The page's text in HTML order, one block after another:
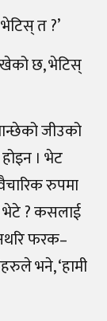
त ?’
छ, भेटिस्
जीउको
। भेट
रुपमा
? कसलाई
फरक–
भने, ‘हामी